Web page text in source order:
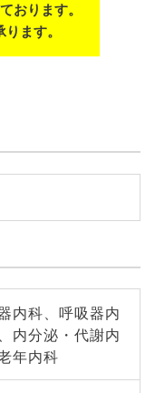
おります。
ます。
内科、呼吸器内
内分泌・代謝内
年内科